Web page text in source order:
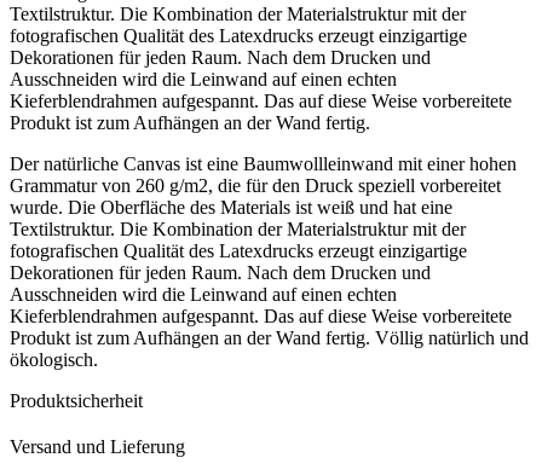
Textilstruktur. Die Kombination der Materialstruktur mit der
fotografischen Qualität des Latexdrucks erzeugt einzigartige
Dekorationen für jeden Raum. Nach dem Drucken und
Ausschneiden wird die Leinwand auf einen echten
Kieferblendrahmen aufgespannt. Das auf diese Weise vorbereitete
Produkt ist zum Aufhängen an der Wand fertig.
Der natürliche Canvas ist eine Baumwollleinwand mit einer hohen
Grammatur von 260 g/m2, die für den Druck speziell vorbereitet
wurde. Die Oberfläche des Materials ist weiß und hat eine
Textilstruktur. Die Kombination der Materialstruktur mit der
fotografischen Qualität des Latexdrucks erzeugt einzigartige
Dekorationen für jeden Raum. Nach dem Drucken und
Ausschneiden wird die Leinwand auf einen echten
Kieferblendrahmen aufgespannt. Das auf diese Weise vorbereitete
Produkt ist zum Aufhängen an der Wand fertig. Völlig natürlich und
ökologisch.
Produktsicherheit
Versand und Lieferung